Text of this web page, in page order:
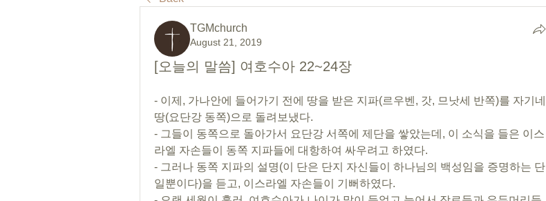
TGMchurch
August 21, 2019
[오늘의 말씀] 여호수아 22~24장
- 이제, 가나안에 들어가기 전에 땅을 받은 지파(르우벤, 갓, 므낫세 반쪽)를 자기네
땅(요단강 동쪽)으로 돌려보냈다.
- 그들이 동쪽으로 돌아가서 요단강 서쪽에 제단을 쌓았는데, 이 소식을 들은 이스
라엘 자손들이 동쪽 지파들에 대항하여 싸우려고 하였다.
- 그러나 동쪽 지파의 설명(이 단은 단지 자신들이 하나님의 백성임을 증명하는 단
일뿐이다)을 듣고, 이스라엘 자손들이 기뻐하였다.